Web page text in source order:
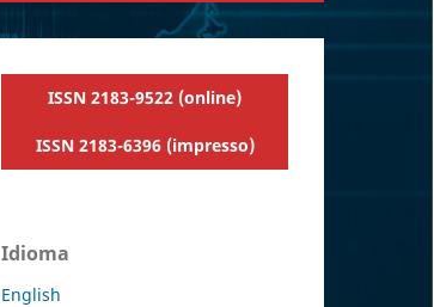
ISSN 2183-9522 (online)
ISSN 2183-6396 (impresso)
Idioma
English